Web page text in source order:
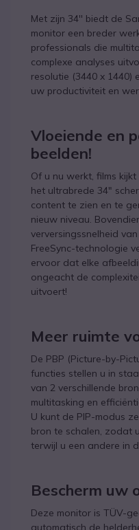
Met zijn 34'' biedt de
monitor een breder
professionals die
complexe analyses
resolutie (3440 x 1440)
uw productiviteit en
Vloeiende en
beelden!
Of u nu werkt, films
het ultrabrede 34"
content te zien en te
nieuw niveau.
verversingssnelheid
FreeSync-technologie
ervoor dat elke
ongeacht de
uitvoert!
Meer ruimte
De PBP (Picture-by-
functies stellen u in
van 2 verschillende
multitasking en
U kunt de PIP-modus
bron te schalen, zodat
terwijl u een andere in
Bescherm uw
Deze monitor is TÜV-
automatisch de